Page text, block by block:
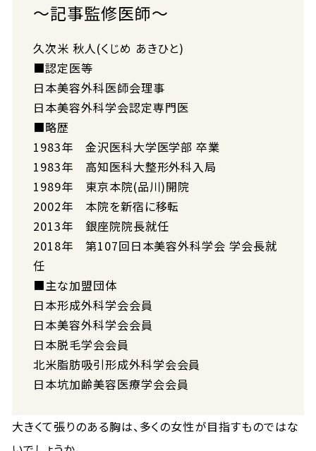
～記事監修医師～
久次米 秋人(くじめ あきひと)
■認定医等
日本美容外科医師会理事
日本美容外科学会認定専門医
■略歴
1983年 金沢医科大学医学部 卒業
1983年 高知医科大整形外科入局
1989年 東京本院(品川)開院
2002年 本院を新宿に移転
2013年 銀座院院長就任
2018年 第107回日本美容外科学会 学会長就
任
■主な加盟団体
日本形成外科学会会員
日本美容外科学会会員
日本脱毛学会会員
北米脂肪吸引形成外科学会会員
日本坑加齢美容医療学会会員
大きくて張りのある胸は、多くの女性が目指すものではな